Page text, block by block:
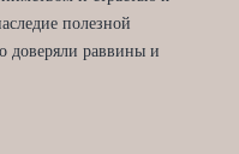
полезной
доверяли раввины и